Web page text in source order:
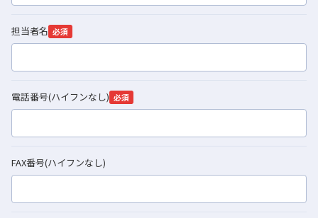
担当者名 必須
電話番号(ハイフンなし) 必須
FAX番号(ハイフンなし)